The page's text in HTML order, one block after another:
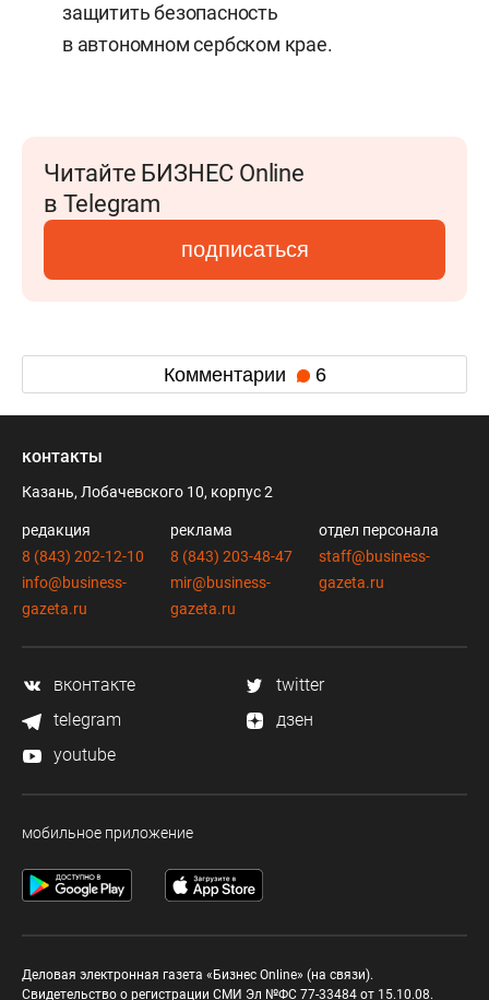
защитить безопасность
в автономном сербском крае.
Читайте БИЗНЕС Online
в Telegram
подписаться
Комментарии 6
контакты
Казань, Лобачевского 10, корпус 2
редакция
8 (843) 202-12-10
info@business-
gazeta.ru
реклама
8 (843) 203-48-47
mir@business-
gazeta.ru
отдел персонала
staff@business-
gazeta.ru
вконтакте
twitter
telegram
дзен
youtube
мобильное приложение
Деловая электронная газета «Бизнес Online» (на связи).
Свидетельство о регистрации СМИ Эл №ФС 77-33484 от 15.10.08.